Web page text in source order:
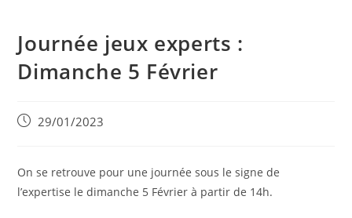
Journée jeux experts :
Dimanche 5 Février
Post29/01/2023
On se retrouve pour une journée sous le signe de
l’expertise le dimanche 5 Février à partir de 14h.